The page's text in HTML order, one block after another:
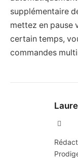
supplémentaire
mettez en pause
certain temps,
commandes